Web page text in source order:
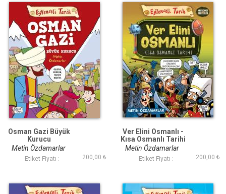
Osman Gazi Büyük
Kurucu
Metin Özdamarlar
Etiket Fiyatı : 200,00 ₺
Ver Elini Osmanlı -
Kısa Osmanlı Tarihi
Metin Özdamarlar
Etiket Fiyatı : 200,00 ₺